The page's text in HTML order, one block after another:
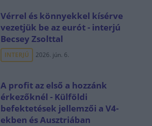
Vérrel és könnyekkel kísérve
vezetjük be az eurót - interjú
Becsey Zsolttal
INTERJÚ 2026. jún. 6.
A profit az első a hozzánk
érkezőknél - Külföldi
befektetések jellemzői a V4-
ekben és Ausztriában